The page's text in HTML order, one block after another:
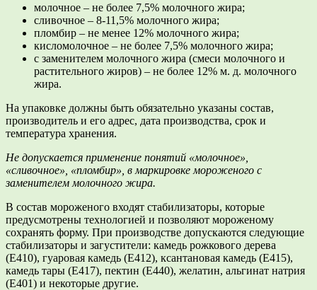
молочное – не более 7,5% молочного жира;
сливочное – 8-11,5% молочного жира;
пломбир – не менее 12% молочного жира;
кисломолочное – не более 7,5% молочного жира;
с заменителем молочного жира (смеси молочного и
растительного жиров) – не более 12% м. д. молочного
жира.
На упаковке должны быть обязательно указаны состав,
производитель и его адрес, дата производства, срок и
температура хранения.
Не допускается применение понятий «молочное»,
«сливочное», «пломбир», в маркировке мороженого с
заменителем молочного жира.
В состав мороженого входят стабилизаторы, которые
предусмотрены технологией и позволяют мороженому
сохранять форму. При производстве допускаются следующие
стабилизаторы и загустители: камедь рожкового дерева
(Е410), гуаровая камедь (Е412), ксантановая камедь (Е415),
камедь тары (Е417), пектин (Е440), желатин, альгинат натрия
(Е401) и некоторые другие.